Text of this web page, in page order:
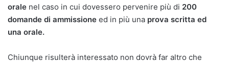
orale nel caso in cui dovessero pervenire più di 200
domande di ammissione ed in più una prova scritta ed
una orale.
Chiunque risulterà interessato non dovrà far altro che